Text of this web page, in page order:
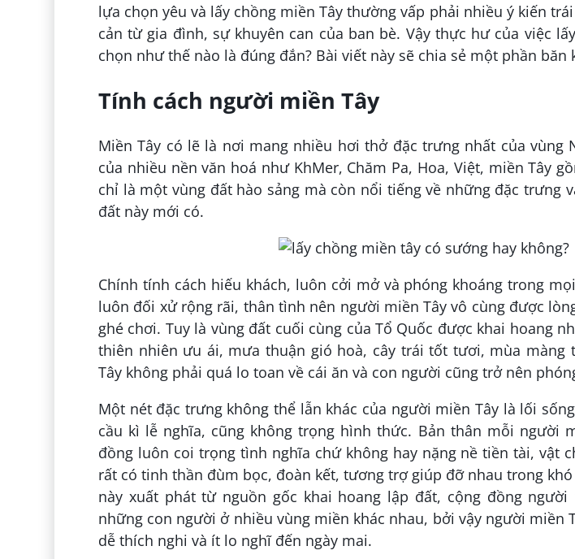
lựa chọn yêu và lấy chồng miền Tây thường vấp phải nhiều ý kiến
cản từ gia đình, sự khuyên can của ban bè. Vậy thực hư của việc
chọn như thế nào là đúng đắn? Bài viết này sẽ chia sẻ một phần băn
Tính cách người miền Tây
Miền Tây có lẽ là nơi mang nhiều hơi thở đặc trưng nhất của vùng
của nhiều nền văn hoá như KhMer, Chăm Pa, Hoa, Việt, miền Tây
chỉ là một vùng đất hào sảng mà còn nổi tiếng về những đặc trưng
đất này mới có.
Chính tính cách hiếu khách, luôn cởi mở và phóng khoáng trong
luôn đối xử rộng rãi, thân tình nên người miền Tây vô cùng được
ghé chơi. Tuy là vùng đất cuối cùng của Tổ Quốc được khai hoang
thiên nhiên ưu ái, mưa thuận gió hoà, cây trái tốt tươi, mùa màng
Tây không phải quá lo toan về cái ăn và con người cũng trở nên
Một nét đặc trưng không thể lẫn khác của người miền Tây là lối
cầu kì lễ nghĩa, cũng không trọng hình thức. Bản thân mỗi người
đồng luôn coi trọng tình nghĩa chứ không hay nặng nề tiền tài, vật
rất có tinh thần đùm bọc, đoàn kết, tương trợ giúp đỡ nhau trong khó
này xuất phát từ nguồn gốc khai hoang lập đất, cộng đồng
những con người ở nhiều vùng miền khác nhau, bởi vậy người miền
dễ thích nghi và ít lo nghĩ đến ngày mai.